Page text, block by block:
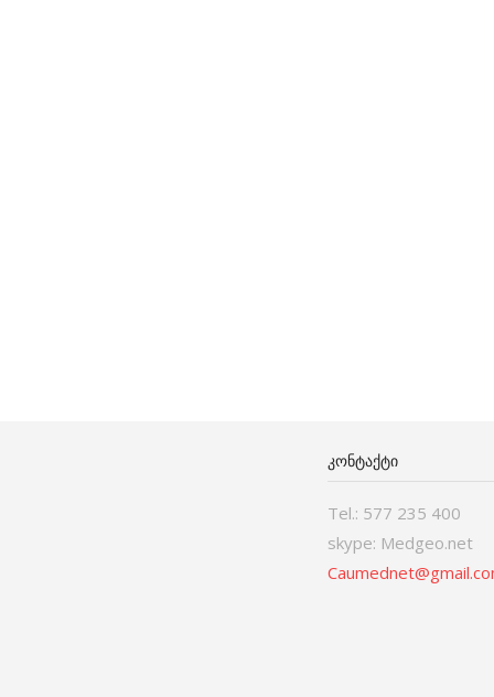
ᲙᲝᲜᲢᲐᲥᲢᲘ
Tel.: 577 235 400
skype: Medgeo.net